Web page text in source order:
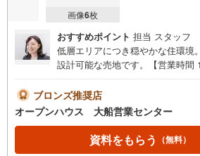
画像6枚
おすすめポイント 担当 スタッフ
低層エリアにつき穏やかな住環境
設計可能な売地です。【営業時間
お気軽にご連絡ください！現地を
内・現地を見学する（無料）」ボ
ご記入いただけますとスムーズに
地のご案内について・平日や夜
能 ※定休日を除く・経験豊富な
ブロンズ推奨店
オープンハウス 大船営業センター
資料をもらう （無料）